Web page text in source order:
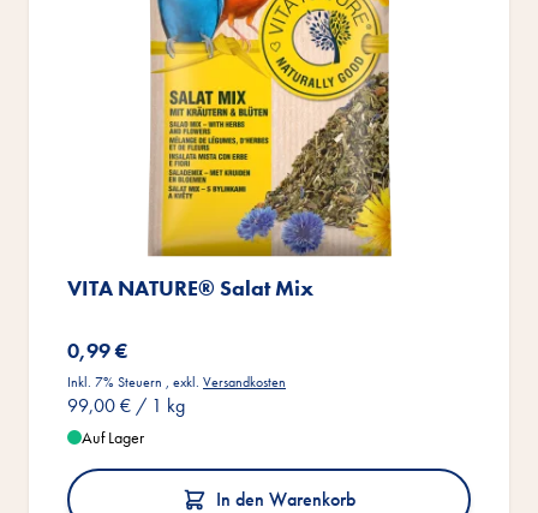
VITA NATURE® Salat Mix
0,99 €
Inkl. 7% Steuern , exkl. Versandkosten
99,00 € / 1 kg
Auf Lager
In den Warenkorb